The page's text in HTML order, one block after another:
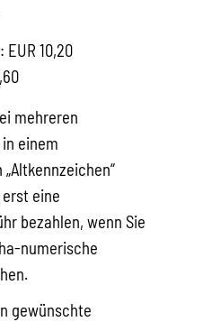
10,20
mehreren
einem
eine
bezahlen, wenn Sie
numerische
gewünschte